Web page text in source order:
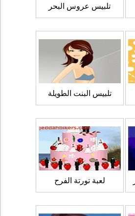
تلبيس عروس البحر
تلبيس البنت الطويلة
لعبة تورتة الفرح